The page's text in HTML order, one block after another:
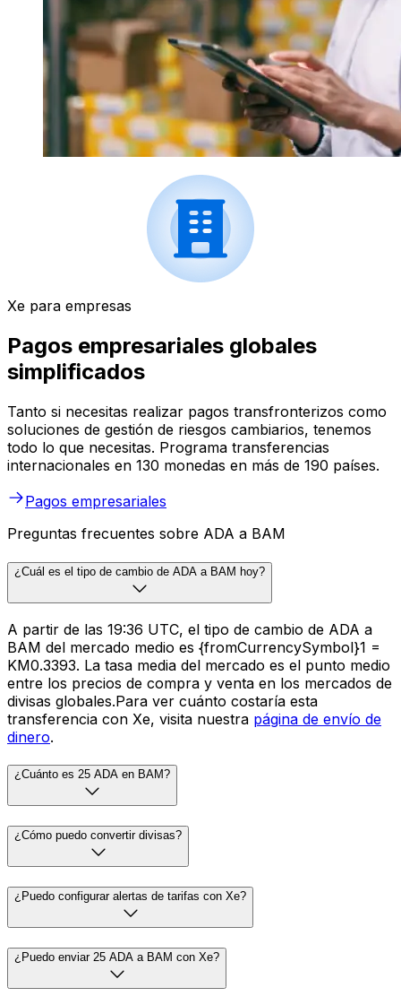
Xe para empresas
Pagos empresariales globales
simplificados
Tanto si necesitas realizar pagos transfronterizos como
soluciones de gestión de riesgos cambiarios, tenemos
todo lo que necesitas. Programa transferencias
internacionales en 130 monedas en más de 190 países.
Pagos empresariales
Preguntas frecuentes sobre ADA a BAM
¿Cuál es el tipo de cambio de ADA a BAM hoy?
A partir de las 19:36 UTC, el tipo de cambio de ADA a
BAM del mercado medio es {fromCurrencySymbol}1 =
KM0.3393. La tasa media del mercado es el punto medio
entre los precios de compra y venta en los mercados de
divisas globales.Para ver cuánto costaría esta
transferencia con Xe, visita nuestra página de envío de
dinero.
¿Cuánto es 25 ADA en BAM?
¿Cómo puedo convertir divisas?
¿Puedo configurar alertas de tarifas con Xe?
¿Puedo enviar 25 ADA a BAM con Xe?